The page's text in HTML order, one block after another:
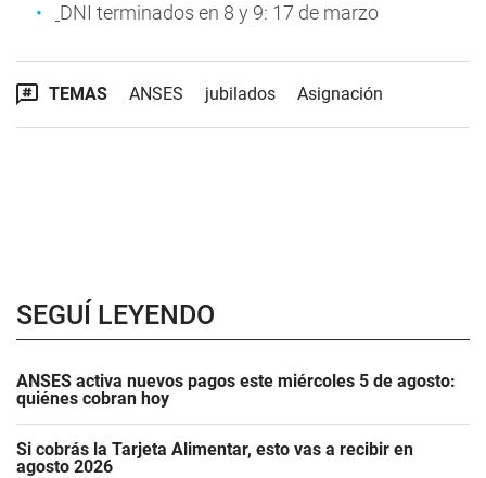
DNI terminados en 8 y 9: 17 de marzo
TEMAS ANSES jubilados Asignación
SEGUÍ LEYENDO
ANSES activa nuevos pagos este miércoles 5 de agosto:
quiénes cobran hoy
Si cobrás la Tarjeta Alimentar, esto vas a recibir en
agosto 2026